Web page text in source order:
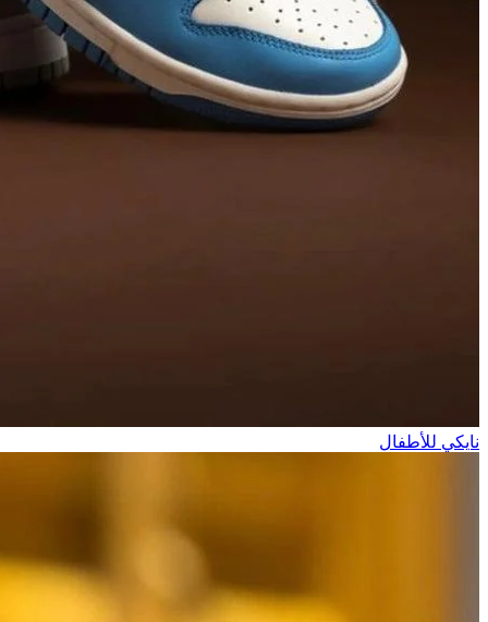
نايكي للأطفال